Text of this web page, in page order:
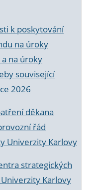
k poskytování
na úroky
na úroky
související
2026
děkana
řád
Univerzity Karlovy
strategických
Karlovy